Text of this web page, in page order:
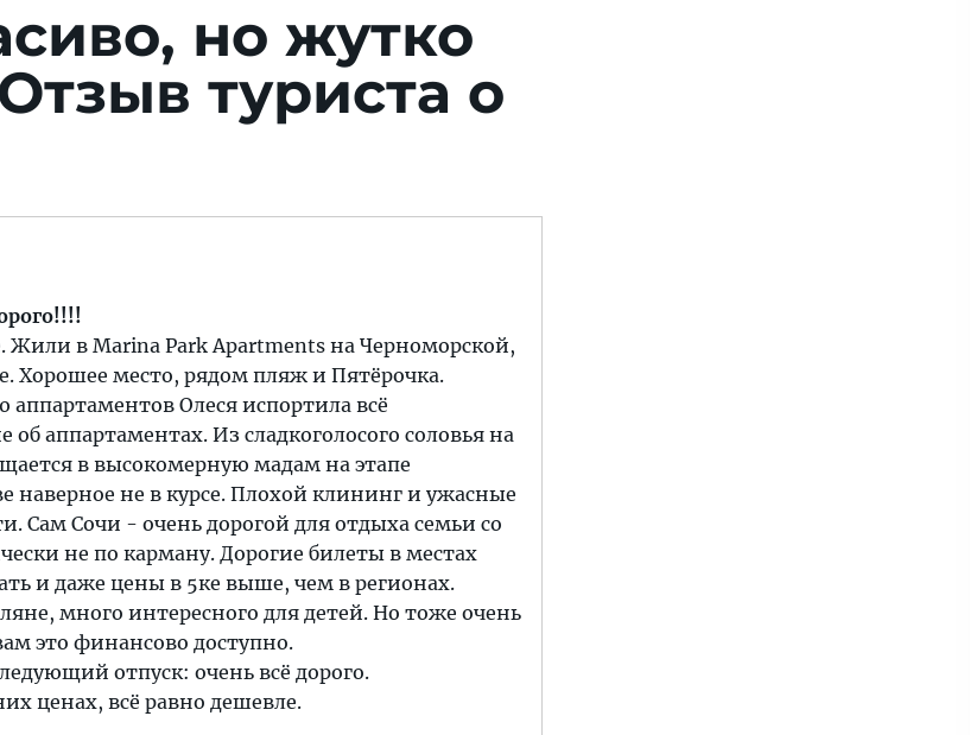
но жутко
туриста о
Жили в Marina Park Apartments на Черноморской,
Хорошее место, рядом пляж и Пятёрочка.
Олеся испортила всё
аппартаментах. Из сладкоголосого соловья на
в высокомерную мадам на этапе
наверное не в курсе. Плохой клининг и ужасные
Сам Сочи - очень дорогой для отдыха семьи со
не по карману. Дорогие билеты в местах
и даже цены в 5ке выше, чем в регионах.
много интересного для детей. Но тоже очень
это финансово доступно.
отпуск: очень всё дорого.
ценах, всё равно дешевле.